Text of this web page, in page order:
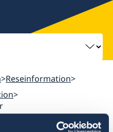
Reseinformation